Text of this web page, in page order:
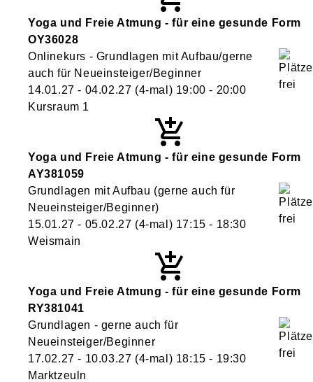
Yoga und Freie Atmung - für eine gesunde Form
OY36028
Onlinekurs - Grundlagen mit Aufbau/gerne
auch für Neueinsteiger/Beginner
14.01.27 - 04.02.27 (4-mal) 19:00 - 20:00
Kursraum 1
Yoga und Freie Atmung - für eine gesunde Form
AY381059
Grundlagen mit Aufbau (gerne auch für
Neueinsteiger/Beginner)
15.01.27 - 05.02.27 (4-mal) 17:15 - 18:30
Weismain
Yoga und Freie Atmung - für eine gesunde Form
RY381041
Grundlagen - gerne auch für
Neueinsteiger/Beginner
17.02.27 - 10.03.27 (4-mal) 18:15 - 19:30
Marktzeuln